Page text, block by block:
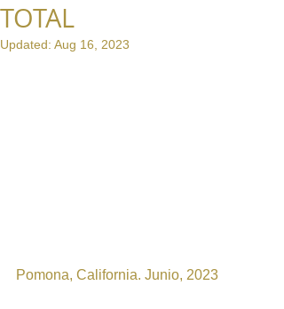
TOTAL
Updated: Aug 16, 2023
Pomona, California. Junio, 2023